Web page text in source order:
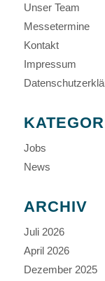
Unser Team
Messetermine
Kontakt
Impressum
Jobs
News
ARCHIV
Juli 2026
April 2026
Dezember 2025